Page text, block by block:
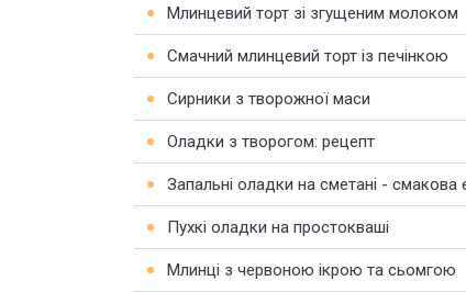
Млинцевий торт зі згущеним молоком
Смачний млинцевий торт із печінкою
Сирники з творожної маси
Оладки з творогом: рецепт
Запальні оладки на сметані - смакова
Пухкі оладки на простокваші
Млинці з червоною ікрою та сьомгою